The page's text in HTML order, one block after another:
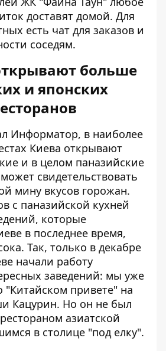
доставят домой. Для
есть чат для заказов и
соседям.
больше
и японских
Информатор, в наиболее
Киева открывают
и в целом паназийские
свидетельствовать
мину вкусов горожан.
с паназийской кухней
которые
в последнее время,
Так, только в декабре
начали работу
заведений: мы уже
"Китайском привете" на
Кацурин. Но он не был
азиатской
в столице "под елку".